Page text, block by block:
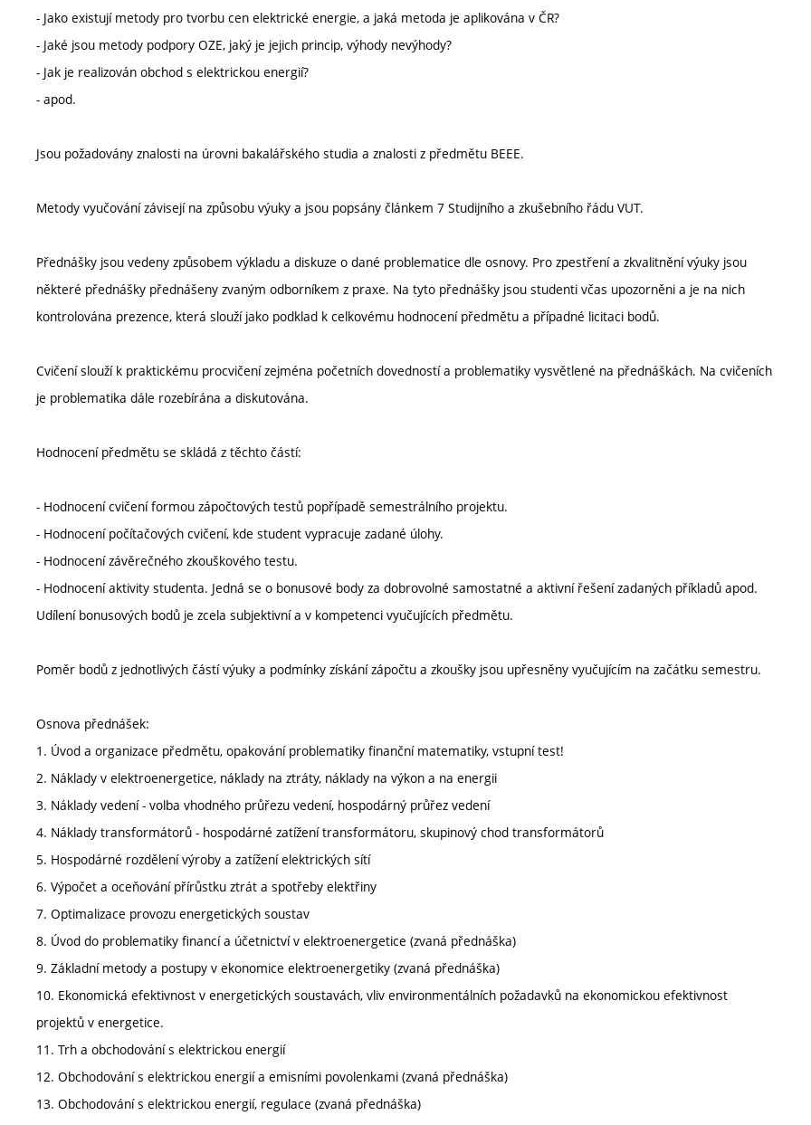
- Jako existují metody pro tvorbu cen elektrické energie, a jaká metoda je aplikována v ČR?
- Jaké jsou metody podpory OZE, jaký je jejich princip, výhody nevýhody?
- Jak je realizován obchod s elektrickou energií?
- apod.
Jsou požadovány znalosti na úrovni bakalářského studia a znalosti z předmětu BEEE.
Metody vyučování závisejí na způsobu výuky a jsou popsány článkem 7 Studijního a zkušebního řádu VUT.
Přednášky jsou vedeny způsobem výkladu a diskuze o dané problematice dle osnovy. Pro zpestření a zkvalitnění výuky jsou
některé přednášky přednášeny zvaným odborníkem z praxe. Na tyto přednášky jsou studenti včas upozorněni a je na nich
kontrolována prezence, která slouží jako podklad k celkovému hodnocení předmětu a případné licitaci bodů.
Cvičení slouží k praktickému procvičení zejména početních dovedností a problematiky vysvětlené na přednáškách. Na cvičeních
je problematika dále rozebírána a diskutována.
Hodnocení předmětu se skládá z těchto částí:
- Hodnocení cvičení formou zápočtových testů popřípadě semestrálního projektu.
- Hodnocení počítačových cvičení, kde student vypracuje zadané úlohy.
- Hodnocení závěrečného zkouškového testu.
- Hodnocení aktivity studenta. Jedná se o bonusové body za dobrovolné samostatné a aktivní řešení zadaných příkladů apod.
Udílení bonusových bodů je zcela subjektivní a v kompetenci vyučujících předmětu.
Poměr bodů z jednotlivých částí výuky a podmínky získání zápočtu a zkoušky jsou upřesněny vyučujícím na začátku semestru.
Osnova přednášek:
1. Úvod a organizace předmětu, opakování problematiky finanční matematiky, vstupní test!
2. Náklady v elektroenergetice, náklady na ztráty, náklady na výkon a na energii
3. Náklady vedení - volba vhodného průřezu vedení, hospodárný průřez vedení
4. Náklady transformátorů - hospodárné zatížení transformátoru, skupinový chod transformátorů
5. Hospodárné rozdělení výroby a zatížení elektrických sítí
6. Výpočet a oceňování přírůstku ztrát a spotřeby elektřiny
7. Optimalizace provozu energetických soustav
8. Úvod do problematiky financí a účetnictví v elektroenergetice (zvaná přednáška)
9. Základní metody a postupy v ekonomice elektroenergetiky (zvaná přednáška)
10. Ekonomická efektivnost v energetických soustavách, vliv environmentálních požadavků na ekonomickou efektivnost
projektů v energetice.
11. Trh a obchodování s elektrickou energií
12. Obchodování s elektrickou energií a emisními povolenkami (zvaná přednáška)
13. Obchodování s elektrickou energií, regulace (zvaná přednáška)